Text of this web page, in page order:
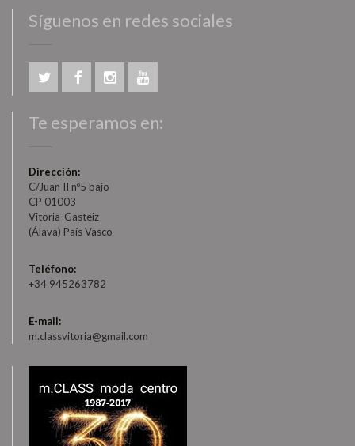
Síguenos en redes sociales
Te esperamos en:
Dirección:
C/Juan II nº5 bajo
CP 01003
Vitoria-Gasteiz
(Álava) País Vasco
Teléfono:
+34 945263782
E-mail:
m.classvitoria@gmail.com